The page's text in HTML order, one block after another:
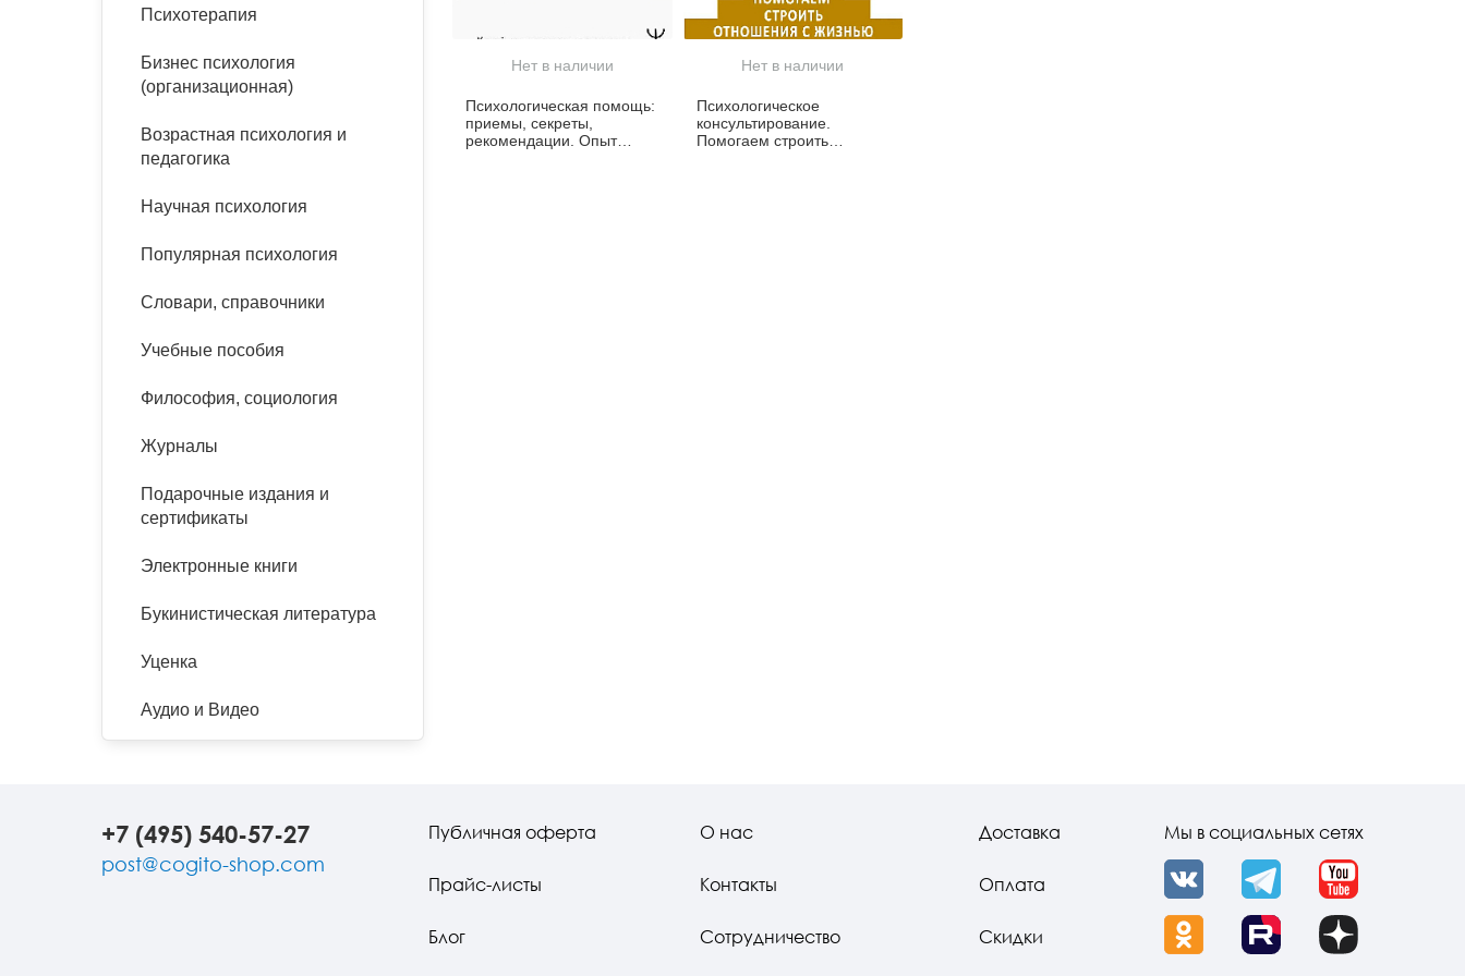
панические атаки
Психодрама
Сказкотерапия
психотерапии
Классический, эриксоновский
эргономика
Социальная психология
Психология развития
организационная психология
психоанализ
Психотерапия
Бизнес психология
(организационная)
Возрастная психология и
педагогика
Научная психология
Популярная психология
Словари, справочники
Учебные пособия
Философия, социология
Журналы
Подарочные издания и
сертификаты
Электронные книги
Букинистическая литература
Уценка
Аудио и Видео
Нет в наличии
Психологическая помощь:
приемы, секреты,
рекомендации. Опыт
Нет в наличии
Психологическое
консультирование.
Помогаем строить
+7 (495) 540-57-27
post@cogito-shop.com
Публичная оферта
Прайс-листы
Блог
О нас
Контакты
Сотрудничество
Доставка
Оплата
Скидки
Мы в социальных сетях
VK Telegram YouTube
OK Rutube Dzen